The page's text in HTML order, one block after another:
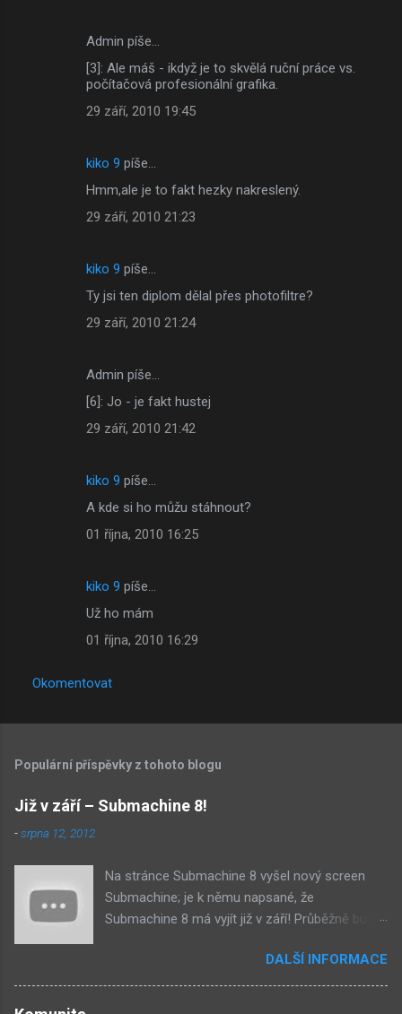
Admin píše…
[3]: Ale máš - ikdyž je to skvělá ruční práce vs.
počítačová profesionální grafika.
29 září, 2010 19:45
kiko 9 píše…
Hmm,ale je to fakt hezky nakreslený.
29 září, 2010 21:23
kiko 9 píše…
Ty jsi ten diplom dělal přes photofiltre?
29 září, 2010 21:24
Admin píše…
[6]: Jo - je fakt hustej
29 září, 2010 21:42
kiko 9 píše…
A kde si ho můžu stáhnout?
01 října, 2010 16:25
kiko 9 píše…
Už ho mám
01 října, 2010 16:29
Okomentovat
Populární příspěvky z tohoto blogu
Již v září – Submachine 8!
-srpna 12, 2012
Na stránce Submachine 8 vyšel nový screen
Submachine; je k němu napsané, že
Submachine 8 má vyjít již v září! Průběžně budu
zveřejněný materiál ze Submachine 8. Zvukové
pozadí menu. První screen, který se na stránce
DALŠÍ INFORMACE